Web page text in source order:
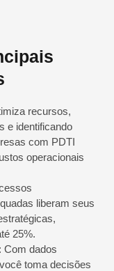
recursos,
e identificando
com PDTI
operacionais
liberam seus
25%.
: Com dados
toma decisões